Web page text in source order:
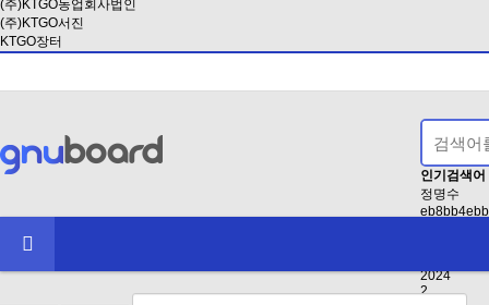
(주)KTGO농업회사법인
(주)KTGO서진
KTGO장터
인기검색어
정명수
2024
2